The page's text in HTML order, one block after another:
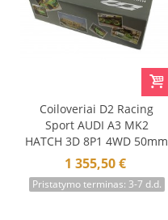
Coiloveriai D2 Racing
Sport AUDI A3 MK2
HATCH 3D 8P1 4WD 50mm
03-12
1 355,50 €
Pristatymo terminas: 3-7 d.d.